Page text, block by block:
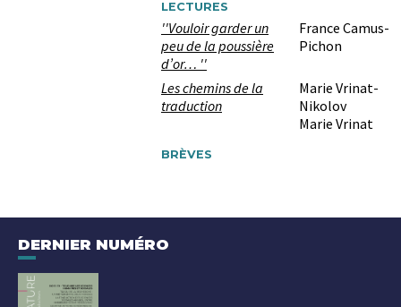
LECTURES
''Vouloir garder un
peu de la poussière
d’or… ''
France Camus-
Pichon
Les chemins de la
traduction
Marie Vrinat-
Nikolov
Marie Vrinat
BRÈVES
DERNIER NUMÉRO